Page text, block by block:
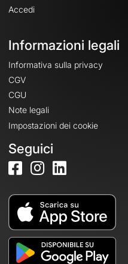
Accedi
Informazioni legali
Informativa sulla privacy
CGV
CGU
Note legali
Impostazioni dei cookie
Seguici